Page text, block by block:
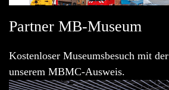
Partner MB-Museum
Kostenloser Museumsbesuch mit der
unserem MBMC-Ausweis.